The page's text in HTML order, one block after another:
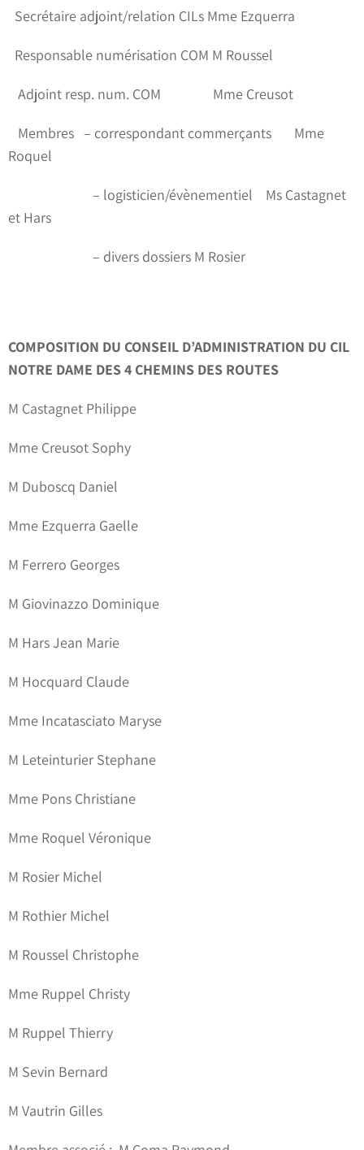
Secrétaire adjoint/relation CILs Mme Ezquerra
Responsable numérisation COM M Roussel
Adjoint resp. num. COM Mme Creusot
Membres – correspondant commerçants
Mme
Roquel
– logisticien/évènementiel Ms Castagnet
et Hars
– divers dossiers M Rosier
COMPOSITION DU CONSEIL D’ADMINISTRATION DU CIL
NOTRE DAME DES 4 CHEMINS DES ROUTES
M Castagnet Philippe
Mme Creusot Sophy
M Duboscq Daniel
Mme Ezquerra Gaelle
M Ferrero Georges
M Giovinazzo Dominique
M Hars Jean Marie
M Hocquard Claude
Mme Incatasciato Maryse
M Leteinturier Stephane
Mme Pons Christiane
Mme Roquel Véronique
M Rosier Michel
M Rothier Michel
M Roussel Christophe
Mme Ruppel Christy
M Ruppel Thierry
M Sevin Bernard
M Vautrin Gilles